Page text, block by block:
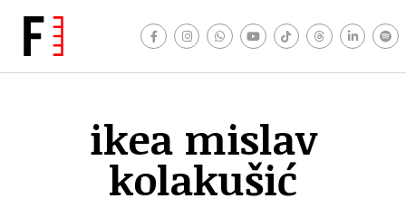
ikea mislav
kolakušić